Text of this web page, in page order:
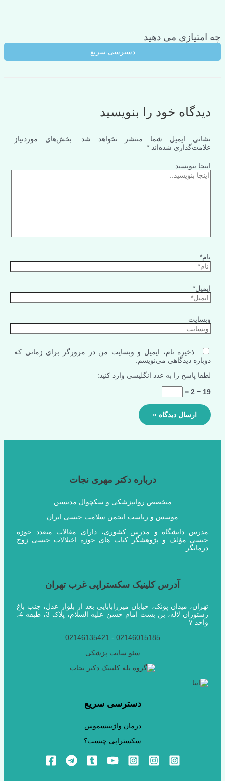
چه امتیازی می دهید
دسترسی سریع
دیدگاه‌ خود را بنویسید
نشانی ایمیل شما منتشر نخواهد شد.
بخش‌های موردنیاز
علامت‌گذاری شده‌اند *
اینجا بنویسید..
نام*
ایمیل*
وبسایت
ذخیره نام، ایمیل و وبسایت من در مرورگر برای زمانی که
دوباره دیدگاهی می‌نویسم.
لطفا پاسخ را به عدد انگلیسی وارد کنید:
19 − 2 =
درباره دکتر مهری نجات
متخصص روانپزشکی و سکچوال مدیسین
موسس و ریاست انجمن سلامت جنسی ایران
مدرس دانشگاه و مدرس کشوری، دارای مقالات متعدد حوزه
جنسی مؤلف و پژوهشگر کتاب های حوزه اختلالات جنسی زوج
درمانگر
آدرس کلینیک سکستراپی غرب تهران
تهران، میدان پونک، خیابان میرزابابایی بعد از بلوار عدل، جنب باغ
رستوران لاله، بن بست امام حسن علیه السلام، پلاک 3، طبقه 4،
واحد ۷
02146015185
-
02146135421
سئو سایت پزشکی
دسترسی سریع
درمان واژینیسموس
سکستراپی چیست؟